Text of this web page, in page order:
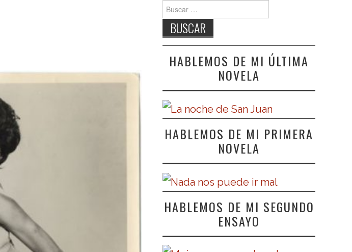
Buscar:
HABLEMOS DE MI ÚLTIMA
NOVELA
HABLEMOS DE MI PRIMERA
NOVELA
HABLEMOS DE MI SEGUNDO
ENSAYO